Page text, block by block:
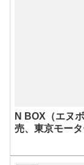
N BOX（エヌ
売、東京モー